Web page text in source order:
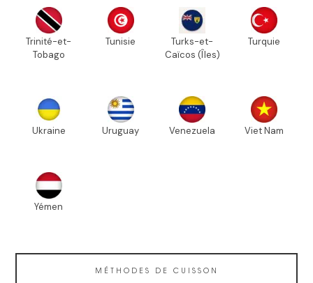
Trinité-et-
Tobago
Tunisie
Turks-et-
Caïcos (Îles)
Turquie
Ukraine Uruguay Venezuela Viet Nam
Yémen
MÉTHODES DE CUISSON